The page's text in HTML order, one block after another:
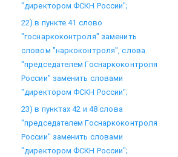
"директором ФСКН России";
22) в пункте 41 слово
"госнаркоконтроля" заменить
словом "наркоконтроля", слова
"председателем Госнаркоконтроля
России" заменить словами
"директором ФСКН России";
23) в пунктах 42 и 48 слова
"председателем Госнаркоконтроля
России" заменить словами
"директором ФСКН России";